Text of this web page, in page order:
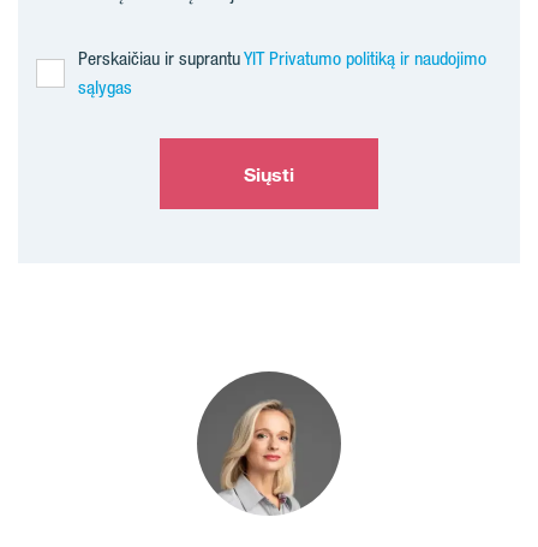
Perskaičiau ir suprantuYIT Privatumo politiką ir naudojimo
sąlygas
Siųsti